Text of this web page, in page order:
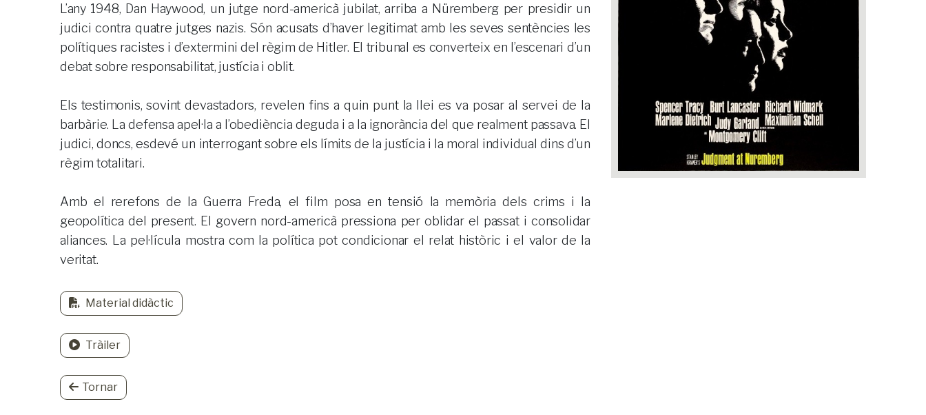
L’any 1948, Dan Haywood, un jutge nord-americà jubilat, arriba a Nüremberg per presidir un
judici contra quatre jutges nazis. Són acusats d’haver legitimat amb les seves sentències les
polítiques racistes i d’extermini del règim de Hitler. El tribunal es converteix en l’escenari d’un
debat sobre responsabilitat, justícia i oblit.
Els testimonis, sovint devastadors, revelen fins a quin punt la llei es va posar al servei de la
barbàrie. La defensa apel·la a l’obediència deguda i a la ignorància del que realment passava. El
judici, doncs, esdevé un interrogant sobre els límits de la justícia i la moral individual dins d’un
règim totalitari.
Amb el rerefons de la Guerra Freda, el film posa en tensió la memòria dels crims i la
geopolítica del present. El govern nord-americà pressiona per oblidar el passat i consolidar
aliances. La pel·lícula mostra com la política pot condicionar el relat històric i el valor de la
veritat.
Material didàctic
Tràiler
Tornar